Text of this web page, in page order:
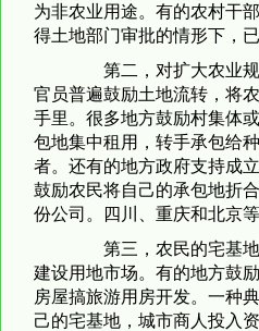
为非农业用途。有的农村干
得土地部门审批的情形下，
第二，对扩大农业规
官员普遍鼓励土地流转，将
手里。很多地方鼓励村集体
包地集中租用，转手承包给
者。还有的地方政府支持成
鼓励农民将自己的承包地折
份公司。四川、重庆和北京
第三，农民的宅基地
建设用地市场。有的地方鼓
房屋搞旅游用房开发。一种
己的宅基地，城市商人投入